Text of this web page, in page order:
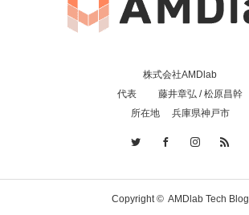
株式会社AMDlab
代表 藤井章弘 / 松原昌幹
所在地 兵庫県神戸市
Copyright © AMDlab Tech Blog